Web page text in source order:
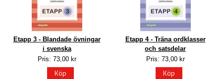
Etapp 3 - Blandade övningar
i svenska
Pris: 73,00 kr
Köp
Etapp 4 - Träna ordklasser
och satsdelar
Pris: 73,00 kr
Köp